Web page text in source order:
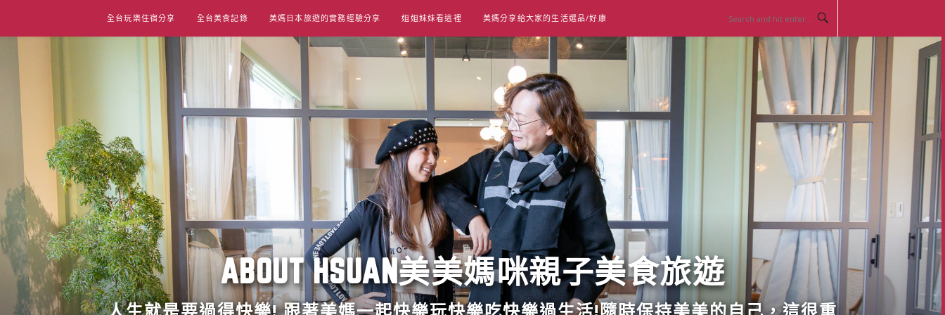
content
全台玩樂住宿分享 全台美食記錄 美媽日本旅遊的實務經驗分享 姐姐妹妹看這裡 美媽分享給大家的生活選品/好康
ABOUT HSUAN美美媽咪親子美食旅遊